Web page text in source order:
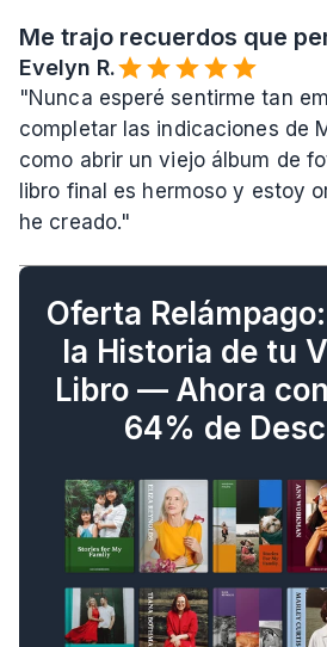
Me trajo recuerdos que
Evelyn R.
"Nunca esperé sentirme tan
completar las indicaciones de
como abrir un viejo álbum de
libro final es hermoso y estoy
he creado."
Oferta
la Historia de tu
Libro — Ahora
64% de